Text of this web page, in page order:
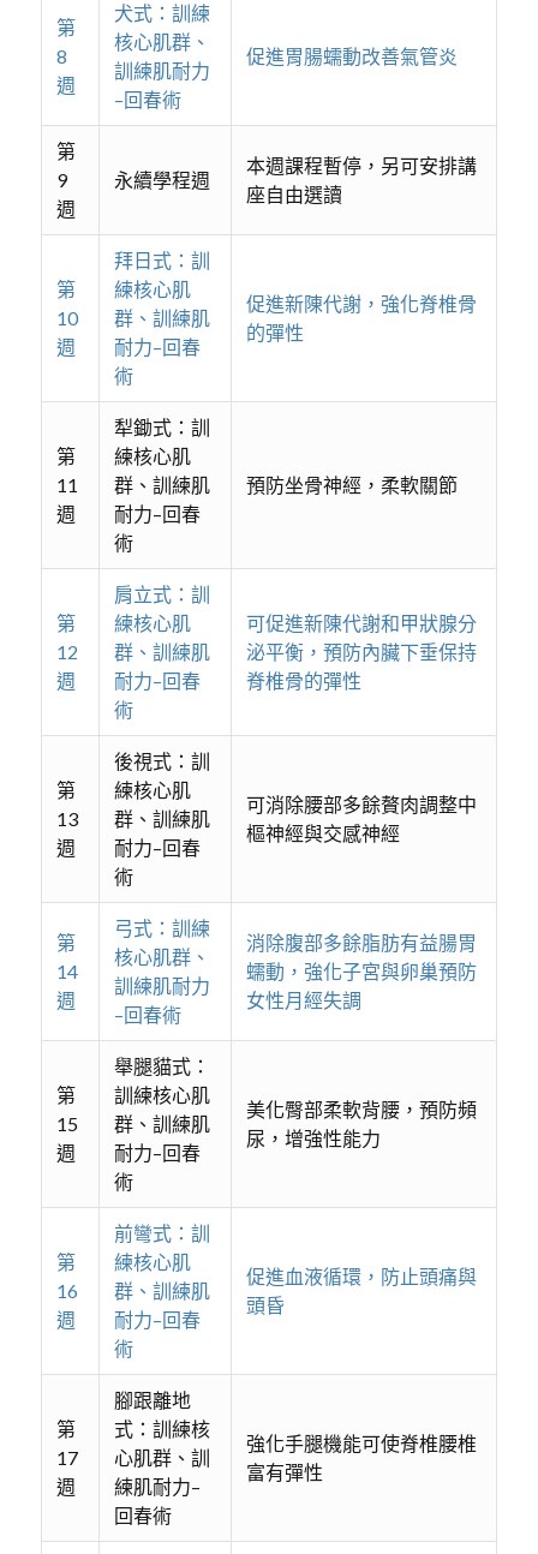
第
8
週
犬式：訓練
核心肌群、
訓練肌耐力
–回春術
促進胃腸蠕動改善氣管炎
第
9
週
永續學程週
本週課程暫停，另可安排講
座自由選讀
第
10
週
拜日式：訓
練核心肌
群、訓練肌
耐力–回春
術
促進新陳代謝，強化脊椎骨
的彈性
第
11
週
犁鋤式：訓
練核心肌
群、訓練肌
耐力–回春
術
預防坐骨神經，柔軟關節
第
12
週
肩立式：訓
練核心肌
群、訓練肌
耐力–回春
術
可促進新陳代謝和甲狀腺分
泌平衡，預防內臟下垂保持
脊椎骨的彈性
第
13
週
後視式：訓
練核心肌
群、訓練肌
耐力–回春
術
可消除腰部多餘贅肉調整中
樞神經與交感神經
第
14
週
弓式：訓練
核心肌群、
訓練肌耐力
–回春術
消除腹部多餘脂肪有益腸胃
蠕動，強化子宮與卵巢預防
女性月經失調
第
15
週
舉腿貓式：
訓練核心肌
群、訓練肌
耐力–回春
術
美化臀部柔軟背腰，預防頻
尿，增強性能力
第
16
週
前彎式：訓
練核心肌
群、訓練肌
耐力–回春
術
促進血液循環，防止頭痛與
頭昏
第
17
週
腳跟離地
式：訓練核
心肌群、訓
練肌耐力–
回春術
強化手腿機能可使脊椎腰椎
富有彈性